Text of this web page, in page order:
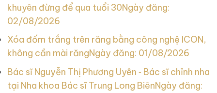
khuyên đừng để qua tuổi 30Ngày đăng:
02/08/2026
Xóa đốm trắng trên răng bằng công nghệ ICON,
không cần mài răngNgày đăng: 01/08/2026
Bác sĩ Nguyễn Thị Phương Uyên ‑ Bác sĩ chỉnh nha
tại Nha khoa Bác sĩ Trung Long BiênNgày đăng: